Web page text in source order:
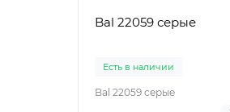
Bal 22059 серые
Есть в наличии
Bal 22059 серые